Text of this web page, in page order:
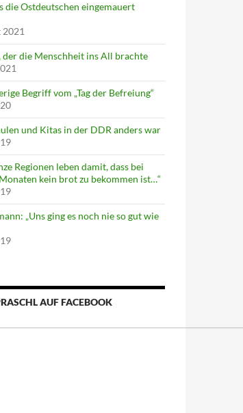
die Ostdeutschen eingemauert
2021
der die Menschheit ins All brachte
Begriff vom „Tag der Befreiung“
und Kitas in der DDR anders war
Regionen leben damit, dass bei
kein brot zu bekommen ist…“
„Uns ging es noch nie so gut wie
AUF FACEBOOK